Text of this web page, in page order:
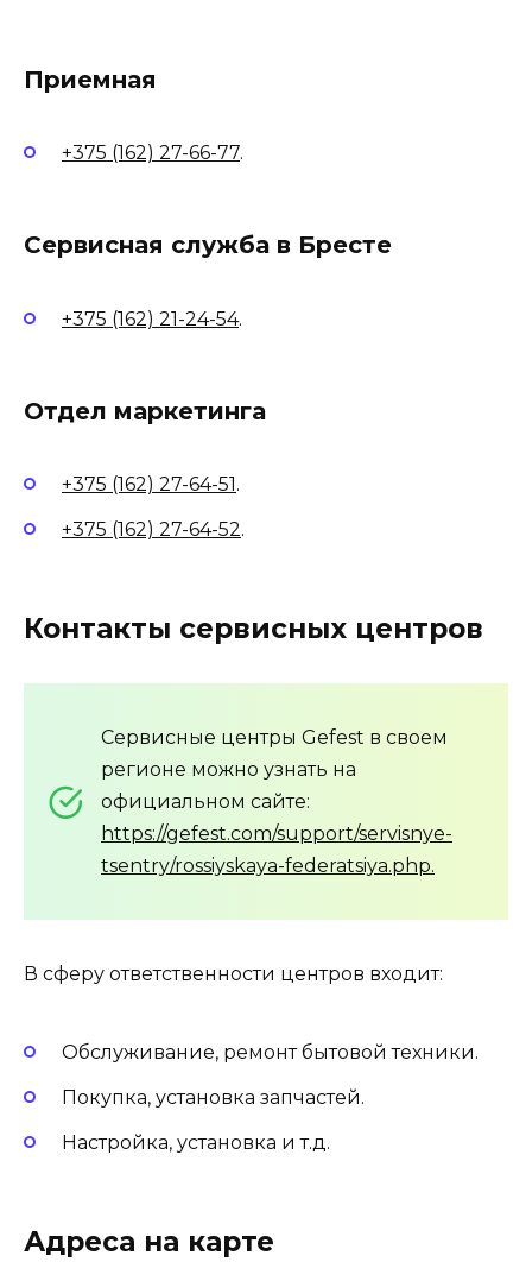
Приемная
+375 (162) 27-66-77.
Сервисная служба в Бресте
+375 (162) 21-24-54.
Отдел маркетинга
+375 (162) 27-64-51.
+375 (162) 27-64-52.
Контакты сервисных центров
Сервисные центры Gefest в своем
регионе можно узнать на
официальном сайте:
https://gefest.com/support/servisnye-
tsentry/rossiyskaya-federatsiya.php.
В сферу ответственности центров входит:
Обслуживание, ремонт бытовой техники.
Покупка, установка запчастей.
Настройка, установка и т.д.
Адреса на карте